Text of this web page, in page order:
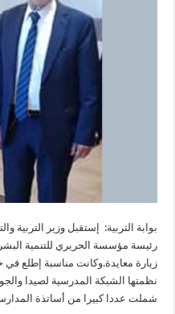
بوابة التربية: إستقبل وزير التربية
رئيسة مؤسسة الحريري للتنمية
زيارة معايدة.وكانت مناسبة إطلع في
نظمتها الشبكة المدرسية لصيدا
شملت عددا كبيرا من أساتذة